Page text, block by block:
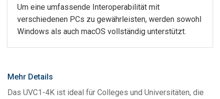
Um eine umfassende Interoperabilität mit
verschiedenen PCs zu gewährleisten, werden sowohl
Windows als auch macOS vollständig unterstützt.
Mehr Details
Das UVC1-4K ist ideal für Colleges und Universitäten, die